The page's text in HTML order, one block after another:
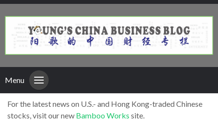
Menu
For the latest news on U.S.- and Hong Kong-traded Chinese
stocks, visit our new Bamboo Works site.